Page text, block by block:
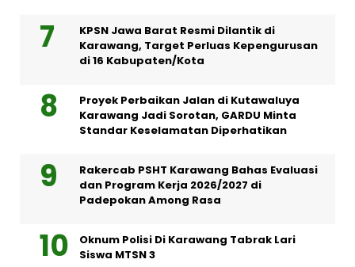
KPSN Jawa Barat Resmi Dilantik di
Karawang, Target Perluas Kepengurusan
di 16 Kabupaten/Kota
Proyek Perbaikan Jalan di Kutawaluya
Karawang Jadi Sorotan, GARDU Minta
Standar Keselamatan Diperhatikan
Rakercab PSHT Karawang Bahas Evaluasi
dan Program Kerja 2026/2027 di
Padepokan Among Rasa
Oknum Polisi Di Karawang Tabrak Lari
Siswa MTSN 3